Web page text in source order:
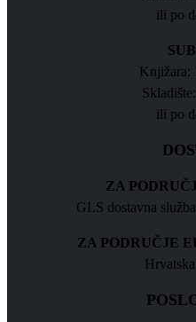
ili po
Knjižara:
ili po
ZA
GLS dostavna
ZA PODRUČJE